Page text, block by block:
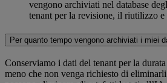
vengono archiviati nel database
tenant per la revisione, il riutilizzo e
Per quanto tempo vengono archiviati i miei
Conserviamo i dati del tenant per la
meno che non venga richiesto di